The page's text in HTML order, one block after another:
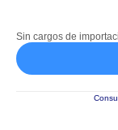
Sin cargos de